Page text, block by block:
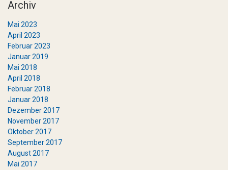
Archiv
Mai 2023
April 2023
Februar 2023
Januar 2019
Mai 2018
April 2018
Februar 2018
Januar 2018
Dezember 2017
November 2017
Oktober 2017
September 2017
August 2017
Mai 2017